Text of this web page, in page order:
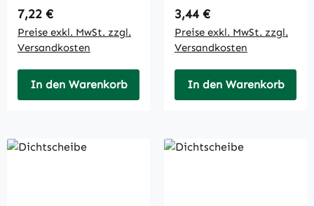
Regulärer Preis:
7,22 €
Preise exkl. MwSt. zzgl.
Versandkosten
In den Warenkorb
Regulärer Preis:
3,44 €
Preise exkl. MwSt. zzgl.
Versandkosten
In den Warenkorb